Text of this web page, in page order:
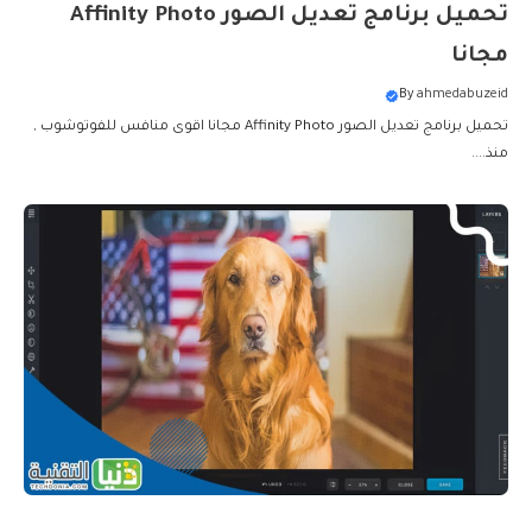
تحميل برنامج تعديل الصور Affinity Photo
مجانا
Byahmedabuzeid
تحميل برنامج تعديل الصور Affinity Photo مجانا اقوى منافس للفوتوشوب ,
منذ....